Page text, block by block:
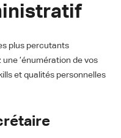
plus percutants
une ’énumération de vos
et qualités personnelles